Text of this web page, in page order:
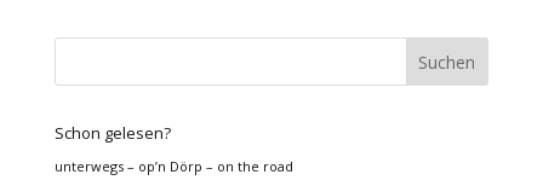
Schon gelesen?
unterwegs – op’n Dörp – on the road